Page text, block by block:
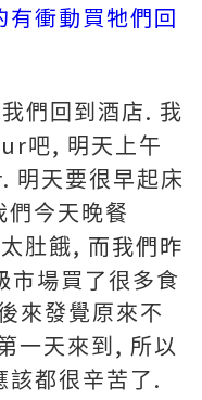
衝動買牠們回
們回到酒店. 我
吧, 明天上午
明天要很早起床
們今天晚餐
肚餓, 而我們昨
場買了很多食
來發覺原來不
一天來到 , 所以
該都很辛苦了 .